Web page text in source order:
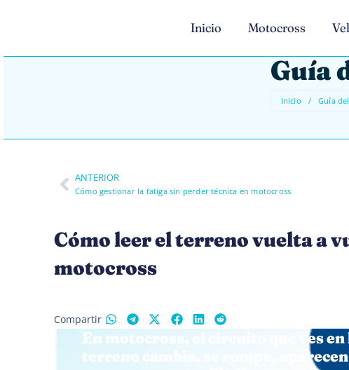
Inicio Motocross
Guía
Inicio / Guía
ANTERIOR
Cómo gestionar la fatiga sin perder técnica en motocross
Cómo leer el terreno vuelta a
motocross
Compartir
En motocross, el circuito que ves
terreno cambia, se rompe,